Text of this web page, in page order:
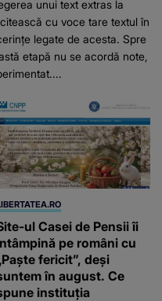
unui text extras la
cu voce tare textul în
legate de acesta. Spre
etapă nu se acordă note,
ul Casei de Pensii îi
pe români cu
fericit”, deși
în august. Ce
instituția